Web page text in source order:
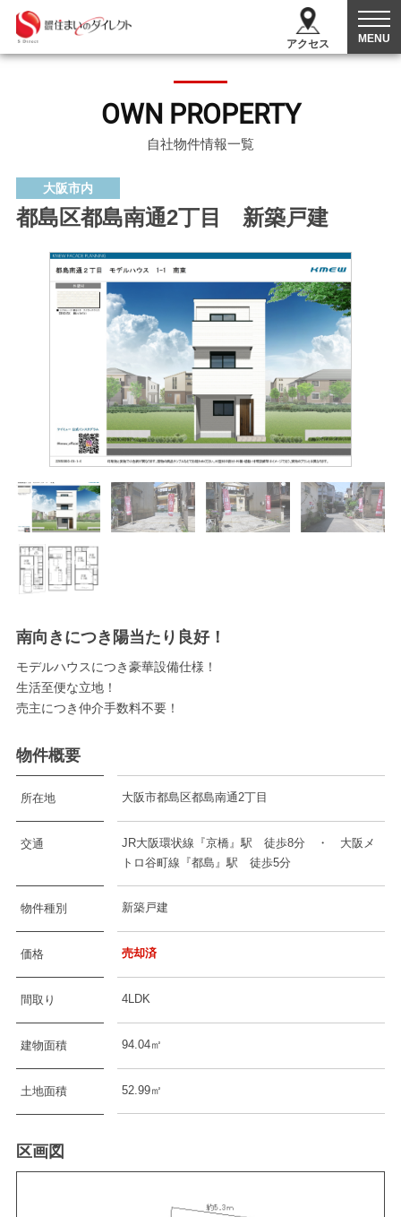
アクセス MENU
OWN PROPERTY
自社物件情報一覧
大阪市内
都島区都島南通2丁目 新築戸建
南向きにつき陽当たり良好！
モデルハウスにつき豪華設備仕様！
生活至便な立地！
売主につき仲介手数料不要！
物件概要
所在地 大阪市都島区都島南通2丁目
交通
JR大阪環状線『京橋』駅 徒歩8分 ・ 大阪メ
トロ谷町線『都島』駅 徒歩5分
物件種別 新築戸建
価格 売却済
間取り 4LDK
建物面積 94.04㎡
土地面積 52.99㎡
区画図